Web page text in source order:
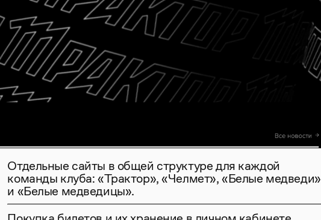
Отдельные сайты в общей структуре для каждой
команды клуба: «Трактор», «Челмет», «Белые медведи»
и «Белые медведицы».